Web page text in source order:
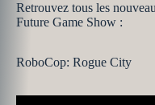
Retrouvez tous les
Future Game Show :
RoboCop: Rogue City